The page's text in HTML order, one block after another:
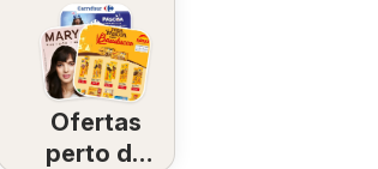
Ofertas
perto de